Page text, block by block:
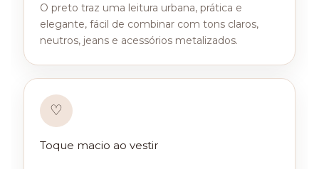
O preto traz uma leitura urbana, prática e
elegante, fácil de combinar com tons claros,
neutros, jeans e acessórios metalizados.
♡
Toque macio ao vestir